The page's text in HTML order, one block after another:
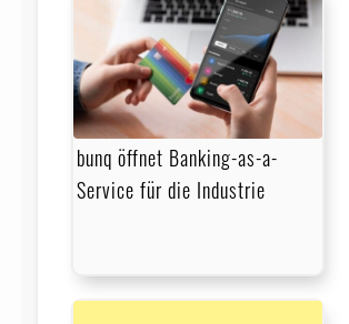
bunq öffnet Banking-as-a-
Service für die Industrie